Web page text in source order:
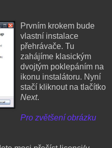
Prvním krokem bude
vlastní instalace
přehrávače. Tu
zahájíme klasickým
dvojtým poklepáním na
ikonu instalátoru. Nyní
stačí kliknout na tlačítko
Next.
Pro zvětšení obrázku